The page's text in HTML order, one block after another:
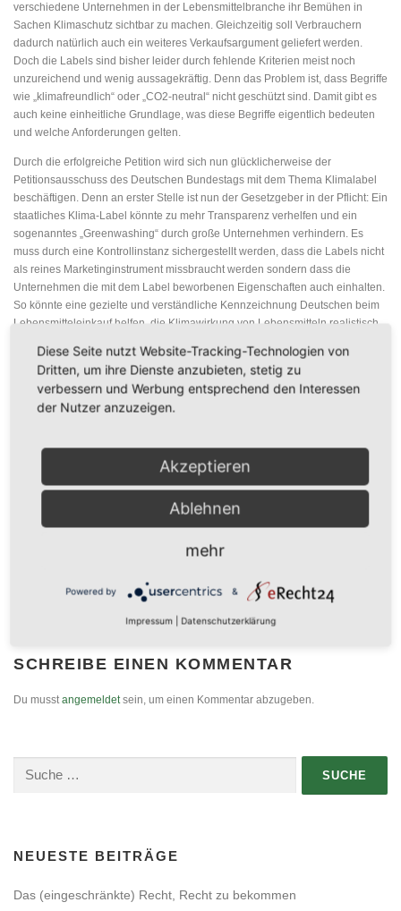
verschiedene Unternehmen in der Lebensmittelbranche ihr Bemühen in
Sachen Klimaschutz sichtbar zu machen. Gleichzeitig soll Verbrauchern
dadurch natürlich auch ein weiteres Verkaufsargument geliefert werden.
Doch die Labels sind bisher leider durch fehlende Kriterien meist noch
unzureichend und wenig aussagekräftig. Denn das Problem ist, dass Begriffe
wie „klimafreundlich“ oder „CO2-neutral“ nicht geschützt sind. Damit gibt es
auch keine einheitliche Grundlage, was diese Begriffe eigentlich bedeuten
und welche Anforderungen gelten.
Durch die erfolgreiche Petition wird sich nun glücklicherweise der
Petitionsausschuss des Deutschen Bundestags mit dem Thema Klimalabel
beschäftigen. Denn an erster Stelle ist nun der Gesetzgeber in der Pflicht: Ein
staatliches Klima-Label könnte zu mehr Transparenz verhelfen und ein
sogenanntes „Greenwashing“ durch große Unternehmen verhindern. Es
muss durch eine Kontrollinstanz sichergestellt werden, dass die Labels nicht
als reines Marketinginstrument missbraucht werden sondern dass die
Unternehmen die mit dem Label beworbenen Eigenschaften auch einhalten.
So könnte eine gezielte und verständliche Kennzeichnung Deutschen beim
Lebensmitteleinkauf helfen, die Klimawirkung von Lebensmitteln realistisch
Haben Sie noch Fragen? Dann kontaktieren Sie uns ganz einfach
wenn Sie zu spannenden und aktuellen Rechtsthemen nichts mehr
verpassen möchten, dann können Sie
UNKATEGORISIERT
SCHREIBE EINEN KOMMENTAR
Du musstangemeldetsein, um einen Kommentar abzugeben.
nach:
NEUESTE BEITRÄGE
Das (eingeschränkte) Recht, Recht zu bekommen
Diese Seite nutzt Website-Tracking-Technologien von
Dritten, um ihre Dienste anzubieten, stetig zu
verbessern und Werbung entsprechend den Interessen
der Nutzer anzuzeigen.
Akzeptieren
Ablehnen
mehr
Powered by &
Impressum Datenschutzerklärung